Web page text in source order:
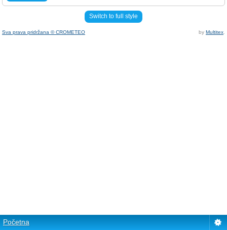
Switch to full style
Sva prava pridržana © CROMETEO by Multitex
Početna